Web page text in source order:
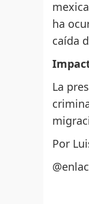
ha
caída
La
Por